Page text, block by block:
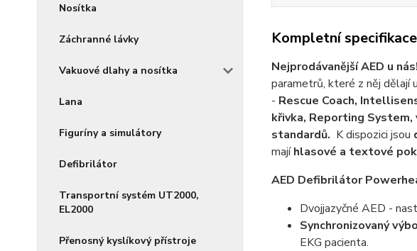
Nosítka
Záchranné lávky
Vakuové dlahy a nosítka
Lana
Figuríny a simulátory
Defibrilátor
Transportní systém UT2000,
EL2000
Přenosný kyslíkový přístroje
Kompletní specifikace
Nejprodávanější AED u
parametrů, které z něj dělají
- Rescue Coach,
křivka, Reporting
standardů. K dispozici jsou
majíhlasové a textové
AED Defibrilátor
Dvojjazyčné AED -
Synchronizovaný
EKG pacienta.